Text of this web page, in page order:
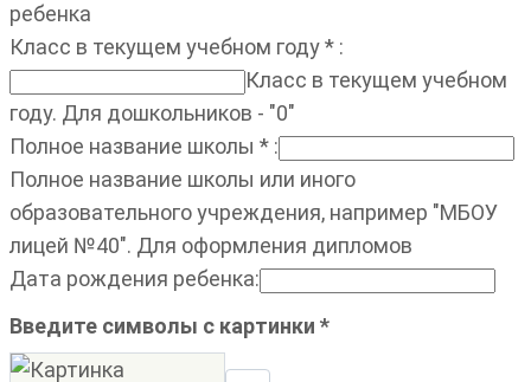
ребенка
Класс в текущем учебном году* :
Класс в текущем учебном
году. Для дошкольников - "0"
Полное название школы * :
Полное название школы или иного
образовательного учреждения, например "МБОУ
лицей №40". Для оформления дипломов
Дата рождения ребенка:
Введите символы с картинки *